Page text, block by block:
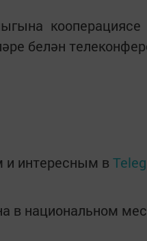
кооперациясе
белән
интересным в
в национальном